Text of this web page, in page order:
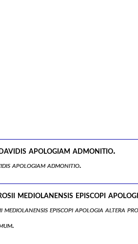
apologiam admonitio.
apologiam admonitio.
mediolanensis episcopi
mediolanensis episcopi apologia altera